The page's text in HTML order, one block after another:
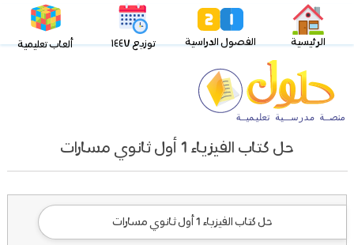
الرئيسية الفصول الدراسية توزيع ١٤٤٧ ألعاب تعليمية
حل كتاب الفيزياء 1 أول ثانوي مسارات
حل كتاب الفيزياء 1 أول ثانوي مسارات